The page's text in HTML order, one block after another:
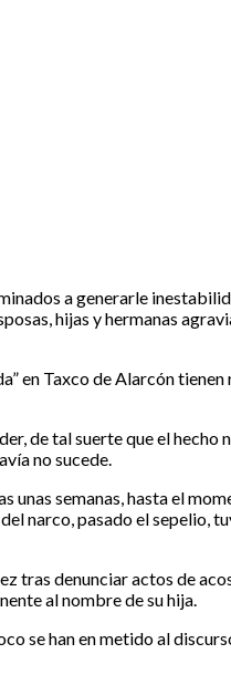
a generarle
hijas y hermanas
en Taxco de Alarcón
de tal suerte que el hecho
no sucede.
unas semanas, hasta el
narco, pasado el sepelio,
tras denunciar actos de
al nombre de su hija.
se han en metido al